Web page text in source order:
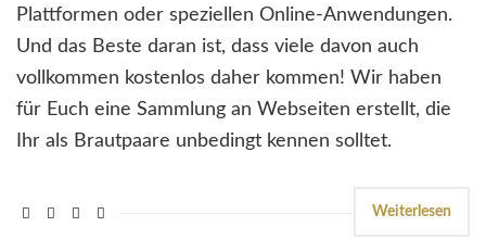
Plattformen oder speziellen Online-Anwendungen.
Und das Beste daran ist, dass viele davon auch
vollkommen kostenlos daher kommen! Wir haben
für Euch eine Sammlung an Webseiten erstellt, die
Ihr als Brautpaare unbedingt kennen solltet.
Weiterlesen